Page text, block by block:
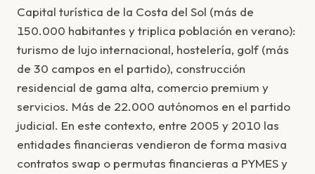
Capital turística de la Costa del Sol (más de
150.000 habitantes y triplica población en verano):
turismo de lujo internacional, hostelería, golf (más
de 30 campos en el partido), construcción
residencial de gama alta, comercio premium y
servicios. Más de 22.000 autónomos en el partido
judicial. En este contexto, entre 2005 y 2010 las
entidades financieras vendieron de forma masiva
contratos swap o permutas financieras a PYMES y